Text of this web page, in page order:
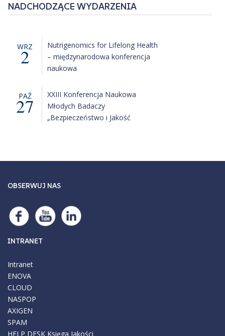
NADCHODZĄCE WYDARZENIA
WRZ
2
Nutrigenomics for Lifelong Health
– międzynarodowa konferencja
naukowa
PAŹ
27
XXIII Konferencja Naukowa
Młodych Badaczy
„Bezpieczeństwo i Jakość
OBSERWUJ NAS
INTRANET
Intranet
ENOVA
CLOUD
NASPOP
AXIGEN
SPAM
HELP DESK Księga Jakości